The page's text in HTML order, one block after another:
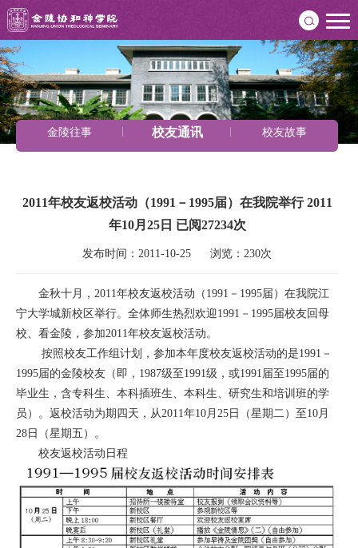
金陵往事 校友通讯 校友故事
2011年校友返校活动（1991－1995届）在我院举行 2011
年10月25日 已阅27234次
发布时间：2011-10-25      浏览：230次
金秋十月，2011年校友返校活动（1991－1995届）在我院江
宁大学城新校区举行。全体师生热烈欢迎1991－1995届校友回母
校、看金陵，参加2011年校友返校活动。
按照校友工作组计划，参加本年度校友返校活动的是1991－
1995届的金陵校友（即，1987级至1991级，或1991届至1995届的
毕业生，含专科生、本科插班生、本科生、研究生和培训班的学
员）。返校活动为期四天，从2011年10月25日（星期二）至10月
28日（星期五）。
校友返校活动日程